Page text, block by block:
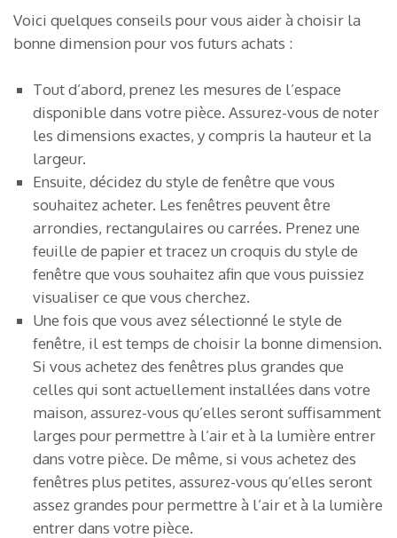
Voici quelques conseils pour vous aider à choisir la
bonne dimension pour vos futurs achats :
Tout d’abord, prenez les mesures de l’espace
disponible dans votre pièce. Assurez-vous de noter
les dimensions exactes, y compris la hauteur et la
largeur.
Ensuite, décidez du style de fenêtre que vous
souhaitez acheter. Les fenêtres peuvent être
arrondies, rectangulaires ou carrées. Prenez une
feuille de papier et tracez un croquis du style de
fenêtre que vous souhaitez afin que vous puissiez
visualiser ce que vous cherchez.
Une fois que vous avez sélectionné le style de
fenêtre, il est temps de choisir la bonne dimension.
Si vous achetez des fenêtres plus grandes que
celles qui sont actuellement installées dans votre
maison, assurez-vous qu’elles seront suffisamment
larges pour permettre à l’air et à la lumière entrer
dans votre pièce. De même, si vous achetez des
fenêtres plus petites, assurez-vous qu’elles seront
assez grandes pour permettre à l’air et à la lumière
entrer dans votre pièce.